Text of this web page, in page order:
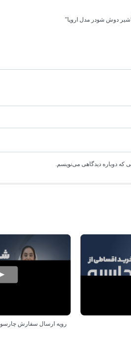
دوش شودر مدل اروپا”
که دوباره دیدگاهی می‌نویسم.
رویه ارسال سفارش چارسو